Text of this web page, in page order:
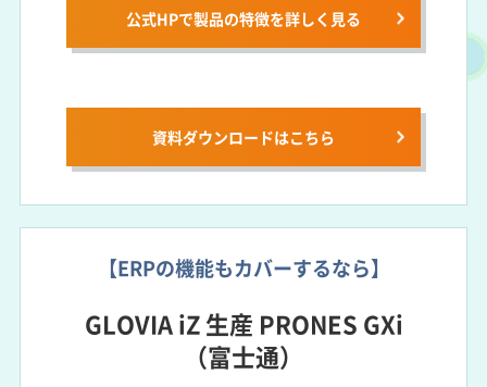
公式HPで製品の特徴を詳しく見る
資料ダウンロードはこちら
【ERPの機能もカバーするなら】
GLOVIA iZ 生産 PRONES GXi
（富士通）